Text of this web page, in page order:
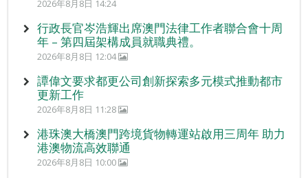
2026年8月8日 14:24
行政長官岑浩輝出席澳門法律工作者聯合會十周
年 – 第四屆架構成員就職典禮。
2026年8月8日 12:04
譚偉文要求都更公司創新探索多元模式推動都市
更新工作
2026年8月8日 11:28
港珠澳大橋澳門跨境貨物轉運站啟用三周年 助力
港澳物流高效聯通
2026年8月8日 10:00